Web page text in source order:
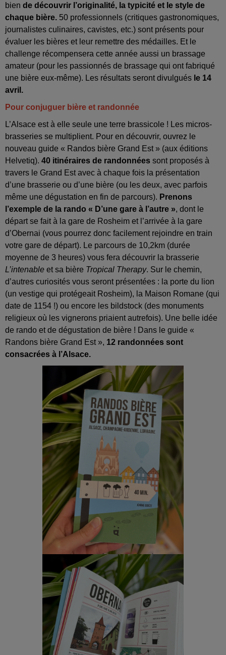
bien de découvrir l’originalité, la typicité et le style de
chaque bière. 50 professionnels (critiques gastronomiques,
journalistes culinaires, cavistes, etc.) sont présents pour
évaluer les bières et leur remettre des médailles. Et le
challenge récompensera cette année aussi un brassage
amateur (pour les passionnés de brassage qui ont fabriqué
une bière eux-même). Les résultats seront divulgués le 14
avril.
Pour conjuguer bière et randonnée
L’Alsace est à elle seule une terre brassicole ! Les micros-
brasseries se multiplient. Pour en découvrir, ouvrez le
nouveau guide « Randos bière Grand Est » (aux éditions
Helvetiq). 40 itinéraires de randonnées sont proposés à
travers le Grand Est avec à chaque fois la présentation
d’une brasserie ou d’une bière (ou les deux, avec parfois
même une dégustation en fin de parcours). Prenons
l’exemple de la rando « D’une gare à l’autre », dont le
départ se fait à la gare de Rosheim et l’arrivée à la gare
d’Obernai (vous pourrez donc facilement rejoindre en train
votre gare de départ). Le parcours de 10,2km (durée
moyenne de 3 heures) vous fera découvrir la brasserie
L’intenable et sa bière Tropical Therapy. Sur le chemin,
d’autres curiosités vous seront présentées : la porte du lion
(un vestige qui protégeait Rosheim), la Maison Romane (qui
date de 1154 !) ou encore les bildstock (des monuments
religieux où les vignerons priaient autrefois). Une belle idée
de rando et de dégustation de bière ! Dans le guide «
Randons bière Grand Est », 12 randonnées sont
consacrées à l’Alsace.